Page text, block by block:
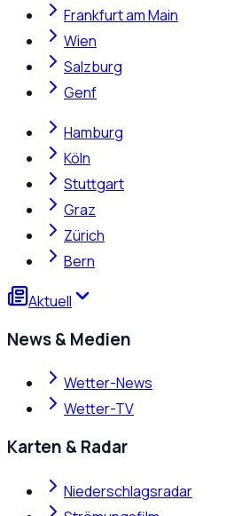
Frankfurt am Main
Wien
Salzburg
Genf
Hamburg
Köln
Stuttgart
Graz
Zürich
Bern
Aktuell
News & Medien
Wetter-News
Wetter-TV
Karten & Radar
Niederschlagsradar